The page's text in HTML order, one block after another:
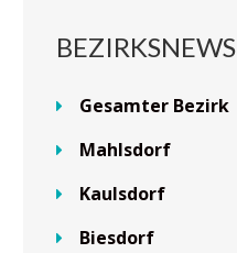
BEZIRKSNEWS
Gesamter Bezirk
Mahlsdorf
Kaulsdorf
Biesdorf